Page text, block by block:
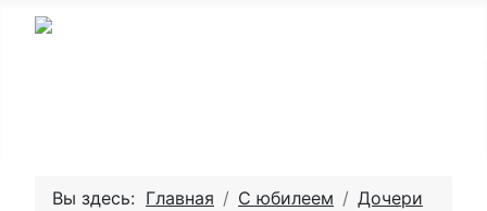
Вы здесь: Главная С юбилеем
Дочери